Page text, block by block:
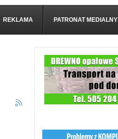
REKLAMA PATRONAT MEDIALNY